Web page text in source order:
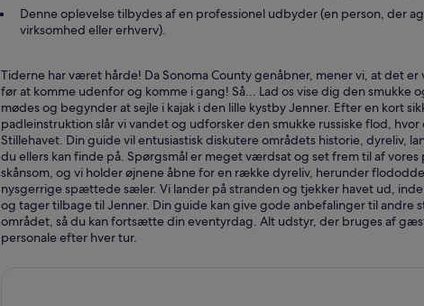
Denne oplevelse tilbydes af en professionel udbyder (en person, der
virksomhed eller erhverv).
Tiderne har været hårde! Da Sonoma County genåbner, mener vi, at det
før at komme udenfor og komme i gang! Så... Lad os vise dig den smukke
mødes og begynder at sejle i kajak i den lille kystby Jenner. Efter en kort
padleinstruktion slår vi vandet og udforsker den smukke russiske flod,
Stillehavet. Din guide vil entusiastisk diskutere områdets historie, dyreliv,
du ellers kan finde på. Spørgsmål er meget værdsat og set frem til af vores
skånsom, og vi holder øjnene åbne for en række dyreliv, herunder
nysgerrige spættede sæler. Vi lander på stranden og tjekker havet ud,
og tager tilbage til Jenner. Din guide kan give gode anbefalinger til andre
området, så du kan fortsætte din eventyrdag. Alt udstyr, der bruges af
personale efter hver tur.